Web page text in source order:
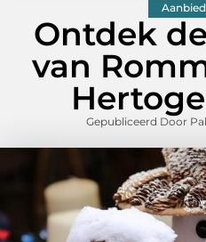
Ontdek
van
Gepubliceerd Door